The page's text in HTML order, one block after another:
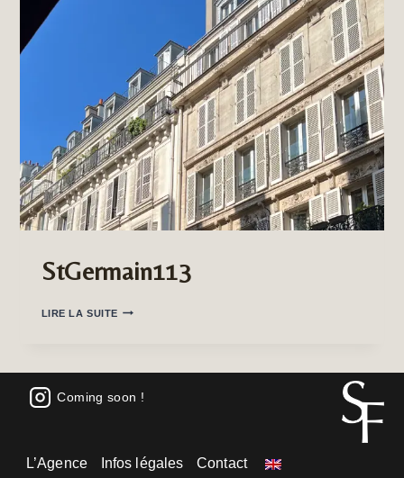
StGermain113
LIRE LA SUITE STGERMAIN113
Coming soon !
L’Agence Infos légales Contact